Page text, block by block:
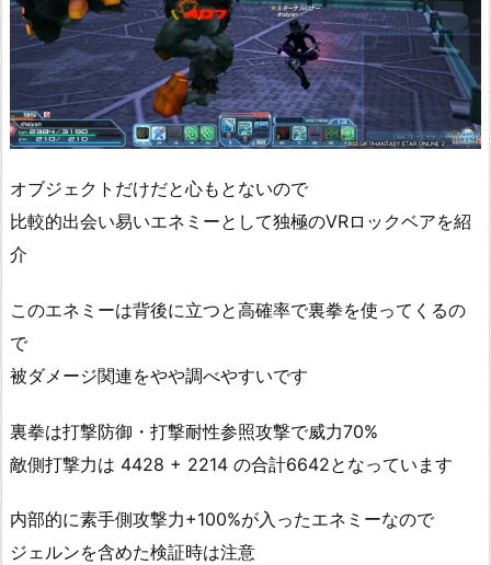
オブジェクトだけだと心もとないので
比較的出会い易いエネミーとして独極のVRロックベアを紹
介
このエネミーは背後に立つと高確率で裏拳を使ってくるの
で
被ダメージ関連をやや調べやすいです
裏拳は打撃防御・打撃耐性参照攻撃で威力70%
敵側打撃力は 4428 + 2214 の合計6642となっています
内部的に素手側攻撃力+100%が入ったエネミーなので
ジェルンを含めた検証時は注意